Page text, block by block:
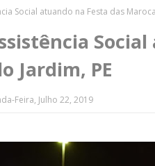
Social atuando na Festa das
Jardim, PE
Feira, Julho 22, 2019